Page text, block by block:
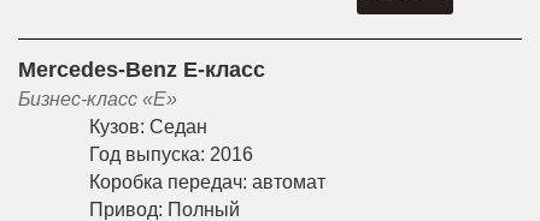
Mercedes-Benz E-класс
Бизнес-класс «E»
Кузов: Седан
Год выпуска: 2016
Коробка передач: автомат
Привод: Полный